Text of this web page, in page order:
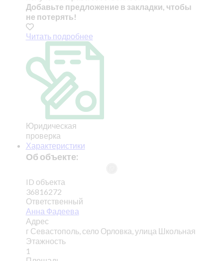
Добавьте предложение в закладки, чтобы
не потерять!
Читать подробнее
Юридическая
проверка
Характеристики
Об объекте:
ID объекта
36816272
Ответственный
Анна Фадеева
Адрес
г Севастополь, село Орловка, улица Школьная
Этажность
1